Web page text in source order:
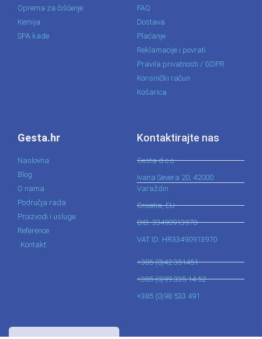
Oprema za čišćenje
Kemija
SPA kade
FAQ
Dostava
Plaćanje
Reklamacije i povrati
Pravila privatnosti / GDPR
Korisnički račun
Košarica
Gesta.hr
Naslovna
Blog
O nama
Područja rada
Proizvodi i usluge
Reference
Kontakt
Kontaktirajte nas
Gesta d.o.o.
Ivana Severa 20, 42000
Varaždin
Croatia, EU
OIB: 33490913970
VAT ID: HR33490913970
+385 (0)42 351451
+385 (0)99 335 14 52
+385 (0)98 533 491